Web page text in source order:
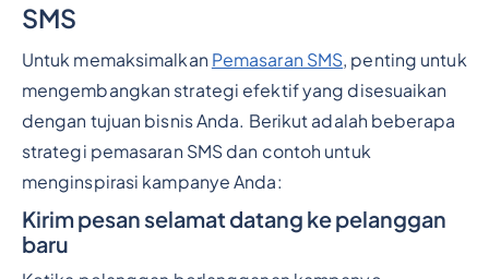
SMS
Untuk memaksimalkan Pemasaran SMS, penting untuk
mengembangkan strategi efektif yang disesuaikan
dengan tujuan bisnis Anda. Berikut adalah beberapa
strategi pemasaran SMS dan contoh untuk
menginspirasi kampanye Anda:
Kirim pesan selamat datang ke pelanggan
baru